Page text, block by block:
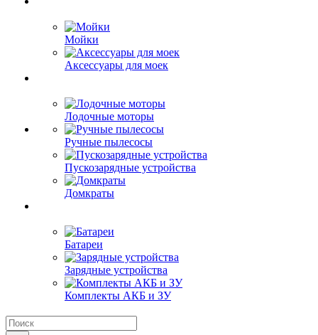
Мойки
Аксессуары для моек
Лодочные моторы
Ручные пылесосы
Пускозарядные устройства
Домкраты
Батареи
Зарядные устройства
Комплекты АКБ и ЗУ